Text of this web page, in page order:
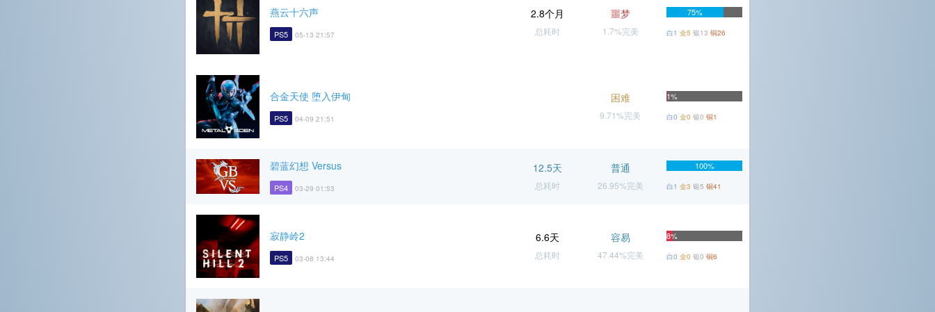
燕云十六声
PS5 05-13 21:57
2.8个月
总耗时
噩梦
1.7%完美
75%
白1 金5 银13 铜26
合金天使 堕入伊甸
PS5 04-09 21:51
困难
9.71%完美
1%
白0 金0 银0 铜1
碧蓝幻想 Versus
PS4 03-29 01:53
12.5天
总耗时
普通
26.95%完美
100%
白1 金3 银5 铜41
寂静岭2
PS5 03-08 13:44
6.6天
总耗时
容易
47.44%完美
8%
白0 金0 银0 铜6